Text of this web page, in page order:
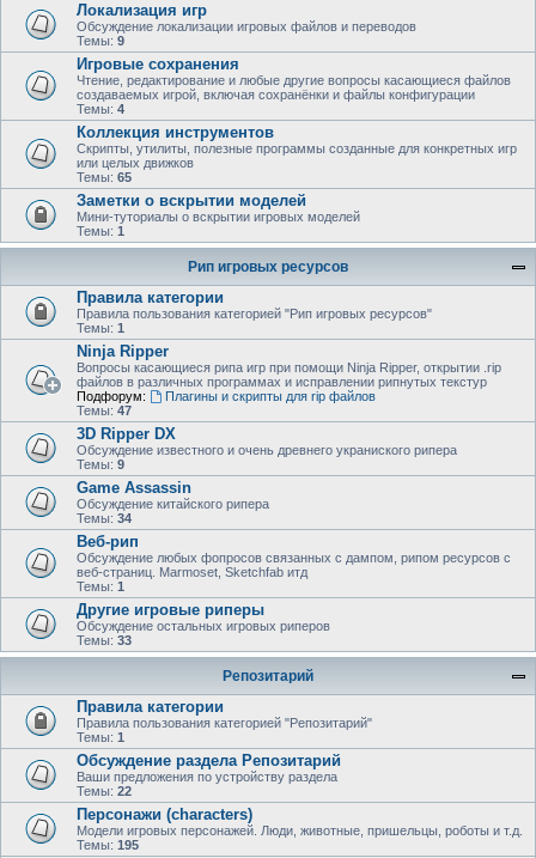
Локализация игр
Обсуждение локализации игровых файлов и переводов
Темы: 9
Игровые сохранения
Чтение, редактирование и любые другие вопросы касающиеся файлов
создаваемых игрой, включая сохранёнки и файлы конфигурации
Темы: 4
Коллекция инструментов
Скрипты, утилиты, полезные программы созданные для конкретных игр
или целых движков
Темы: 65
Заметки о вскрытии моделей
Мини-туториалы о вскрытии игровых моделей
Темы: 1
Рип игровых ресурсов
Правила категории
Правила пользования категорией "Рип игровых ресурсов"
Темы: 1
Ninja Ripper
Вопросы касающиеся рипа игр при помощи Ninja Ripper, открытии .rip
файлов в различных программах и исправлении рипнутых текстур
Подфорум:
Плагины и скрипты для rip файлов
Темы: 47
3D Ripper DX
Обсуждение известного и очень древнего украниского рипера
Темы: 9
Game Assassin
Обсуждение китайского рипера
Темы: 34
Веб-рип
Обсуждение любых фопросов связанных с дампом, рипом ресурсов с
веб-страниц. Marmoset, Sketchfab итд
Темы: 1
Другие игровые риперы
Обсуждение остальных игровых риперов
Темы: 33
Репозитарий
Правила категории
Правила пользования категорией "Репозитарий"
Темы: 1
Обсуждение раздела Репозитарий
Ваши предложения по устройству раздела
Темы: 22
Персонажи (characters)
Модели игровых персонажей. Люди, животные, пришельцы, роботы и т.д.
Темы: 195